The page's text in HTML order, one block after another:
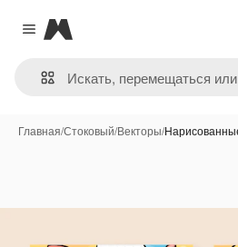
Close menu
Magnific
Главная/Стоковый/Векторы/